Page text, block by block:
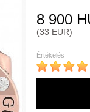
8 900
(33 EUR)
Értékelés